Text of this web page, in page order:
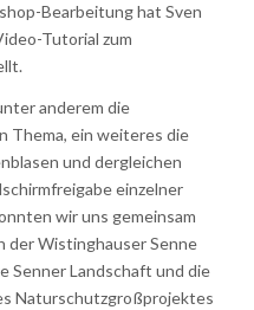
Bearbeitung hat Sven
Tutorial zum
anderem die
Thema, ein weiteres die
und dergleichen
einzelner
wir uns gemeinsam
der Wistinghauser Senne
Senner Landschaft und die
Naturschutzgroßprojektes